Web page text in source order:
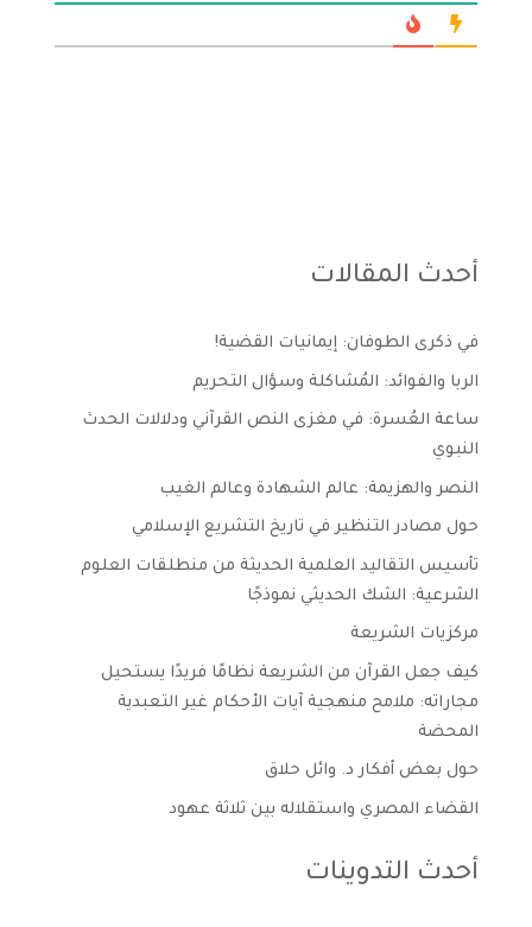
أحدث المقالات
في ذكرى الطوفان: إيمانيات القضية!
الربا والفوائد: المُشاكلة وسؤال التحريم
ساعة العُسرة: في مغزى النص القرآني ودلالات الحدث
النبوي
النصر والهزيمة: عالم الشهادة وعالم الغيب
حول مصادر التنظير في تاريخ التشريع الإسلامي
تأسيس التقاليد العلمية الحديثة من منطلقات العلوم
الشرعية: الشك الحديثي نموذجًا
مركزيات الشريعة
كيف جعل القرآن من الشريعة نظامًا فريدًا يستحيل
مجاراته: ملامح منهجية آيات الأحكام غير التعبدية
المحضة
حول بعض أفكار د. وائل حلاق
القضاء المصري واستقلاله بين ثلاثة عهود
أحدث التدوينات